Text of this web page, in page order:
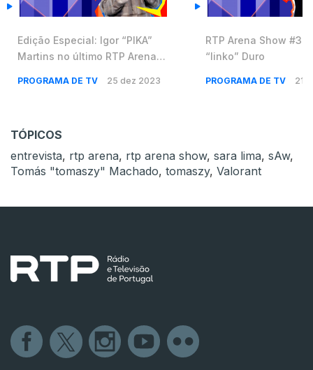
Edição Especial: Igor “PIKA”
Martins no último RTP Arena
PROGRAMA DE TV 25 dez 2023
RTP Arena Show #30
“linko” Duro
PROGRAMA DE TV 21
TÓPICOS
entrevista, rtp arena, rtp arena show, sara lima, sAw,
Tomás "tomaszy" Machado, tomaszy, Valorant